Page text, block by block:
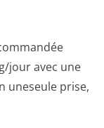
jour avec une
uneseule prise,